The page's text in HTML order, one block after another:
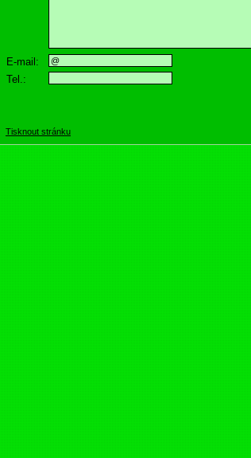
E-mail:
Tel.:
Tisknout stránku